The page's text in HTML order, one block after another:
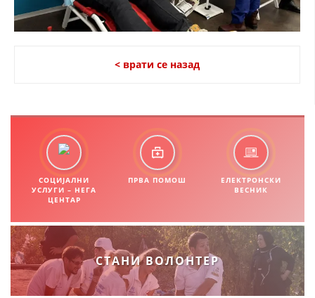
< врати се назад
СОЦИЈАЛНИ
УСЛУГИ – НЕГА
ЦЕНТАР
ПРВА ПОМОШ
ЕЛЕКТРОНСКИ
ВЕСНИК
СТАНИ ВОЛОНТЕР